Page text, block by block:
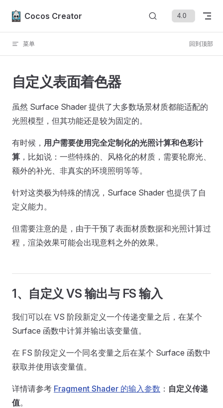
Skip to content
Cocos Creator
菜单 回到顶部
自定义表面着色器
虽然 Surface Shader 提供了大多数场景材质都能适配的
光照模型，但其功能还是较为固定的。
有时候， 用户需要使用完全定制化的光照计算和色彩计
算 ，比如说：一些特殊的、风格化的材质，需要轮廓光、
额外的补光、非真实的环境照明等等。
针对这类极为特殊的情况，Surface Shader 也提供了自
定义能力。
但需要注意的是，由于干预了表面材质数据和光照计算过
程，渲染效果可能会出现意料之外的效果。
1、自定义 VS 输出与 FS 输入
我们可以在 VS 阶段新定义一个传递变量之后，在某个
Surface 函数中计算并输出该变量值。
在 FS 阶段定义一个同名变量之后在某个 Surface 函数中
获取并使用该变量值。
详情请参考 Fragment Shader 的输入参数 ： 自定义传递
值。